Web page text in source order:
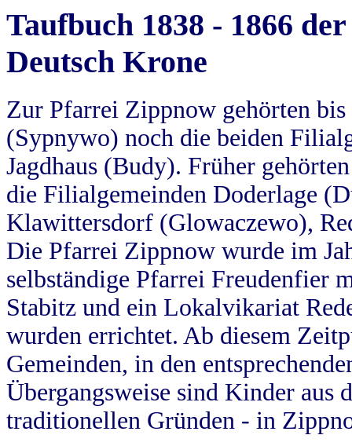
Taufbuch 1838 - 1866
Deutsch Krone
Zur Pfarrei Zippnow gehörten
(Sypnywo) noch die beiden
Jagdhaus (Budy). Früher
die Filialgemeinden Doderlage
Klawittersdorf (Glowaczewo),
Die Pfarrei Zippnow wurde im
selbständige Pfarrei Freudenfier
Stabitz und ein Lokalvikariat
wurden errichtet. Ab diesem
Gemeinden, in den
Übergangsweise sind Kinder aus
traditionellen Gründen - in